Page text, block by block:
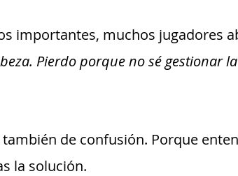
importantes, muchos jugadores
Pierdo porque no sé gestionar la
de confusión. Porque
la solución.